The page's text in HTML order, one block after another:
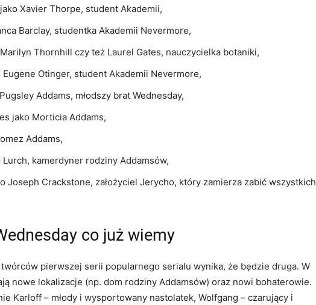
Xavier Thorpe, student Akademii,
Barclay, studentka Akademii Nevermore,
Thornhill czy też Laurel Gates, nauczycielka botaniki,
Eugene Otinger, student Akademii Nevermore,
Addams, młodszy brat Wednesday,
jako Morticia Addams,
Addams,
kamerdyner rodziny Addamsów,
Joseph Crackstone, założyciel Jerycho, który zamierza zabić wszystkich
co już wiemy
pierwszej serii popularnego serialu wynika, że będzie druga. W
nowe lokalizacje (np. dom rodziny Addamsów) oraz nowi bohaterowie.
Karloff – młody i wysportowany nastolatek, Wolfgang – czarujący i